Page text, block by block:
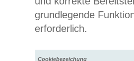
grundlegende
erforderlich.
Cookiebezeichung